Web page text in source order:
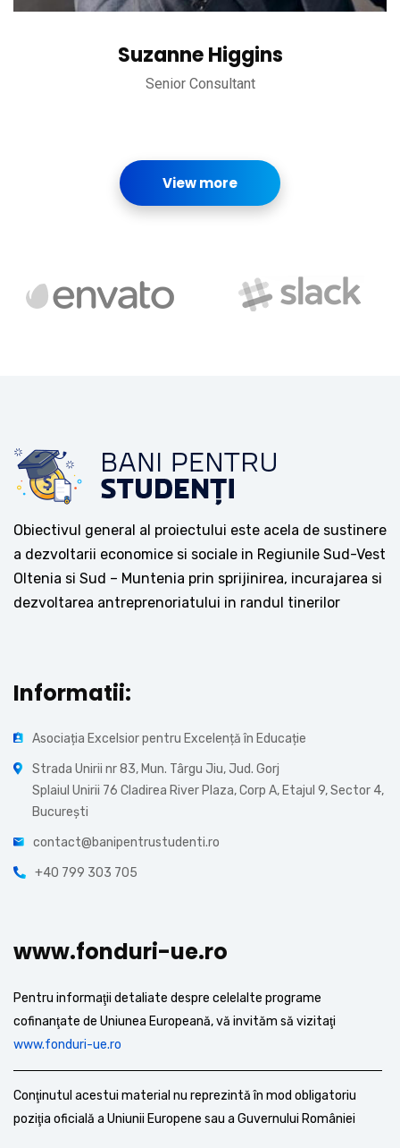
Suzanne Higgins
Senior Consultant
View more
Obiectivul general al proiectului este acela de sustinere
a dezvoltarii economice si sociale in Regiunile Sud-Vest
Oltenia si Sud – Muntenia prin sprijinirea, incurajarea si
dezvoltarea antreprenoriatului in randul tinerilor
Informatii:
Asociația Excelsior pentru Excelență în Educație
Strada Unirii nr 83, Mun. Târgu Jiu, Jud. Gorj
Splaiul Unirii 76 Cladirea River Plaza, Corp A, Etajul 9, Sector 4,
București
contact@banipentrustudenti.ro
+40 799 303 705
www.fonduri-ue.ro
Pentru informaţii detaliate despre celelalte programe
cofinanţate de Uniunea Europeană, vă invităm să vizitaţi
www.fonduri-ue.ro
Conţinutul acestui material nu reprezintă în mod obligatoriu
poziţia oficială a Uniunii Europene sau a Guvernului României